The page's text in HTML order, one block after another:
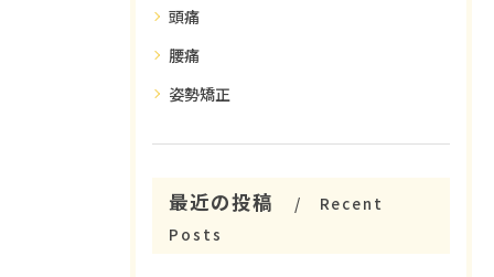
頭痛
腰痛
姿勢矯正
最近の投稿
Recent
Posts